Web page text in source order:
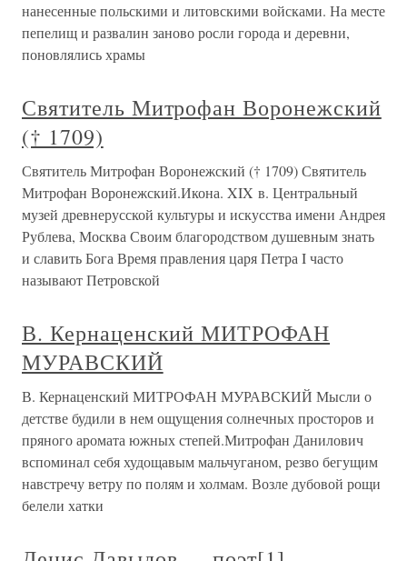
нанесенные польскими и литовскими войсками. На месте
пепелищ и развалин заново росли города и деревни,
поновлялись храмы
Святитель Митрофан Воронежский
(† 1709)
Святитель Митрофан Воронежский († 1709) Святитель
Митрофан Воронежский.Икона. XIX в. Центральный
музей древнерусской культуры и искусства имени Андрея
Рублева, Москва Своим благородством душевным знать
и славить Бога Время правления царя Петра I часто
называют Петровской
В. Кернаценский МИТРОФАН
МУРАВСКИЙ
В. Кернаценский МИТРОФАН МУРАВСКИЙ Мысли о
детстве будили в нем ощущения солнечных просторов и
пряного аромата южных степей.Митрофан Данилович
вспоминал себя худощавым мальчуганом, резво бегущим
навстречу ветру по полям и холмам. Возле дубовой рощи
белели хатки